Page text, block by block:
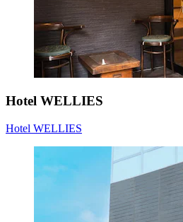
Hotel WELLIES
Hotel WELLIES